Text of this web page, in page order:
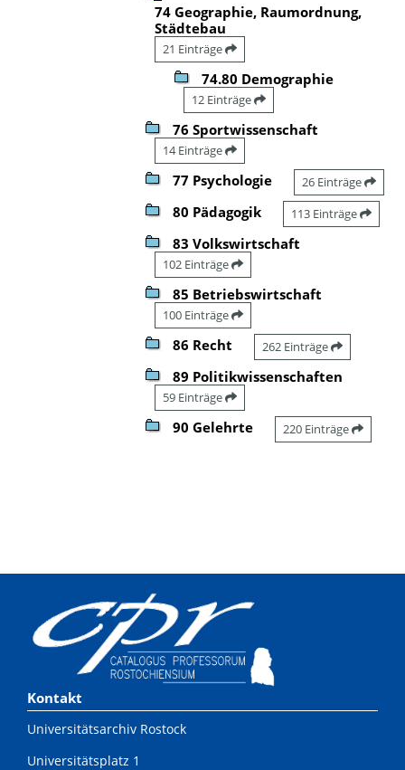
74 Geographie, Raumordnung,
Städtebau
21 Einträge
74.80 Demographie
12 Einträge
76 Sportwissenschaft
14 Einträge
77 Psychologie 26 Einträge
80 Pädagogik 113 Einträge
83 Volkswirtschaft
102 Einträge
85 Betriebswirtschaft
100 Einträge
86 Recht 262 Einträge
89 Politikwissenschaften
59 Einträge
90 Gelehrte 220 Einträge
Kontakt
Universitätsarchiv Rostock
Universitätsplatz 1